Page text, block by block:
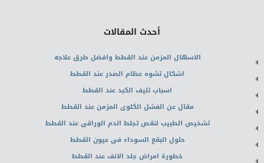
أحدث المقالات
الاسهال المزمن عند القطط وافضل طرق علاجه
اشكال تشوه عظام الصدر عند القطط
اسباب تليف الكبد عند القطط
مقال عن الفشل الكلوى المزمن عند القطط
تشخيص الطبيب لنقص تجلط الدم الوراقى عند القطط
حلول البقع السوداء فى عيون القطط
خطورة امراض جلد الانف عند القطط